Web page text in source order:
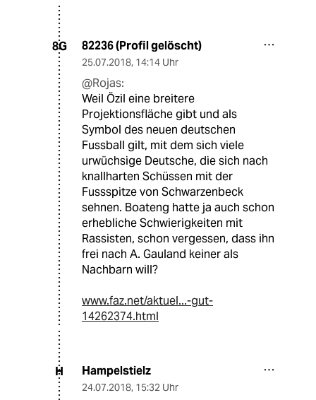
8G 82236 (Profil gelöscht)
25.07.2018, 14:14 Uhr
@Rojas:
Weil Özil eine breitere
Projektionsfläche gibt und als
Symbol des neuen deutschen
Fussball gilt, mit dem sich viele
urwüchsige Deutsche, die sich nach
knallharten Schüssen mit der
Fussspitze von Schwarzenbeck
sehnen. Boateng hatte ja auch schon
erhebliche Schwierigkeiten mit
Rassisten, schon vergessen, dass ihn
frei nach A. Gauland keiner als
Nachbarn will?
www.faz.net/aktuel...-gut-
14262374.html
H Hampelstielz
24.07.2018, 15:32 Uhr